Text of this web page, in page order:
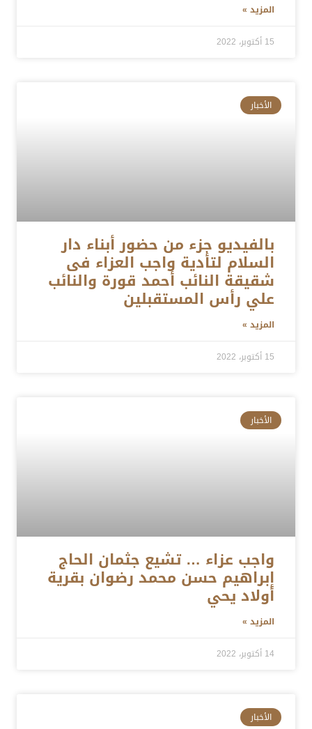
المزيد »
15 أكتوبر، 2022
الأخبار
بالفيديو جزء من حضور أبناء دار
السلام لتأدية واجب العزاء فى
شقيقة النائب أحمد قورة والنائب
علي رأس المستقبلين
المزيد »
15 أكتوبر، 2022
الأخبار
واجب عزاء … تشيع جثمان الحاج
إبراهيم حسن محمد رضوان بقرية
أولاد يحي
المزيد »
14 أكتوبر، 2022
الأخبار